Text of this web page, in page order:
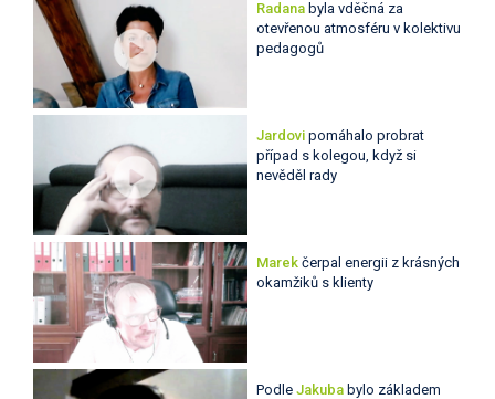
Radanabyla vděčná za
otevřenou atmosféru v kolektivu
pedagogů
Jardovi pomáhalo probrat
případ s kolegou, když si
nevěděl rady
Marekčerpal energii z krásných
okamžiků s klienty
PodleJakubabylo základem